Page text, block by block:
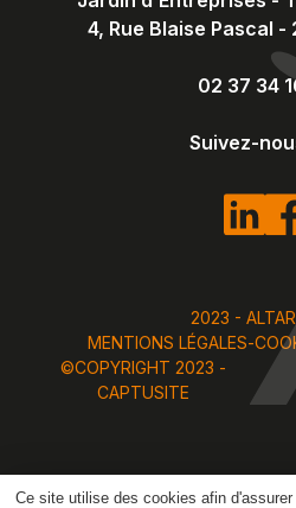
4, Rue Blaise Pascal -
02 37 34
Suivez-
2023 -
MENTIONS LÉGALES-
©COPYRIGHT 2023 -
CAPTUSITE
Ce site utilise des cookies afin